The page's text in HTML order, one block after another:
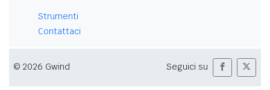
Strumenti
Contattaci
© 2026 Gwind Seguici su